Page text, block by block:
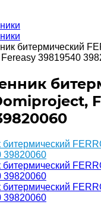
битермический
39819540